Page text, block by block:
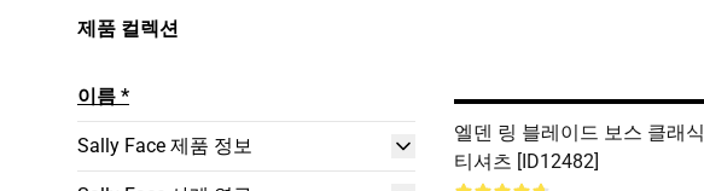
제품 컬렉션
이름 *
Sally Face 제품 정보
엘덴 링 블레이드 보스 클래식
티셔츠 [ID12482]